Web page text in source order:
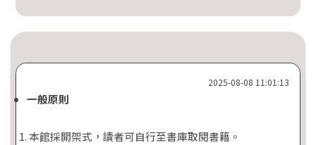
2025-08-08 11:01:13
一般原則
本館採開架式，讀者可自行至書庫取閱書籍。